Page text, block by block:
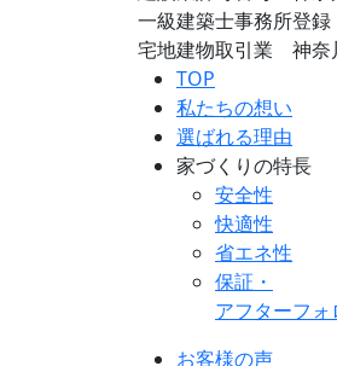
一級建築士事務所登
宅地建物取引業 神奈
TOP
私たちの想い
選ばれる理由
家づくりの特長
安全性
快適性
省エネ性
保証・
アフターフォ
お客様の声